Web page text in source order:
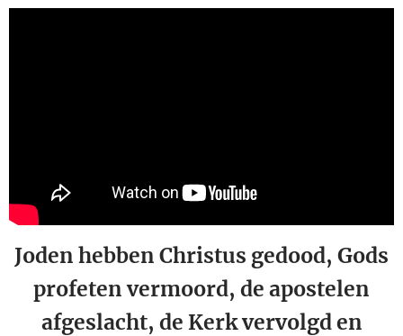
Joden hebben Christus gedood, Gods
profeten vermoord, de apostelen
afgeslacht, de Kerk vervolgd en